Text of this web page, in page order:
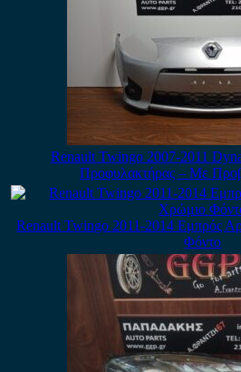
Renault Twingo 2007-2011
Προφυλακτήρας – Με
Renault Twingo 2011-2014 Εμπρός
Φόντο